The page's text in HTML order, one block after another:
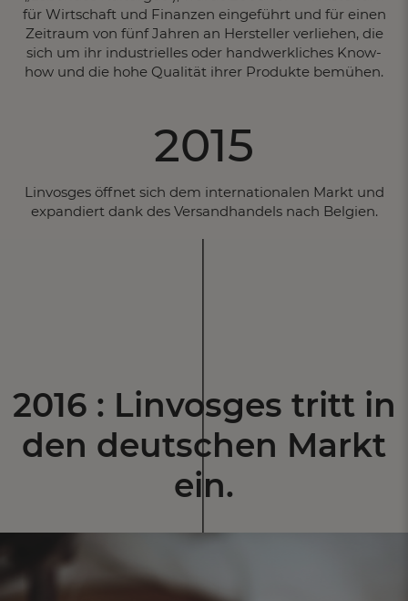
für Wirtschaft und Finanzen eingeführt und für einen
Zeitraum von fünf Jahren an Hersteller verliehen, die
sich um ihr industrielles oder handwerkliches Know-
how und die hohe Qualität ihrer Produkte bemühen.
2015
Linvosges öffnet sich dem internationalen Markt und
expandiert dank des Versandhandels nach Belgien.
2016 : Linvosges tritt in
den deutschen Markt
ein.